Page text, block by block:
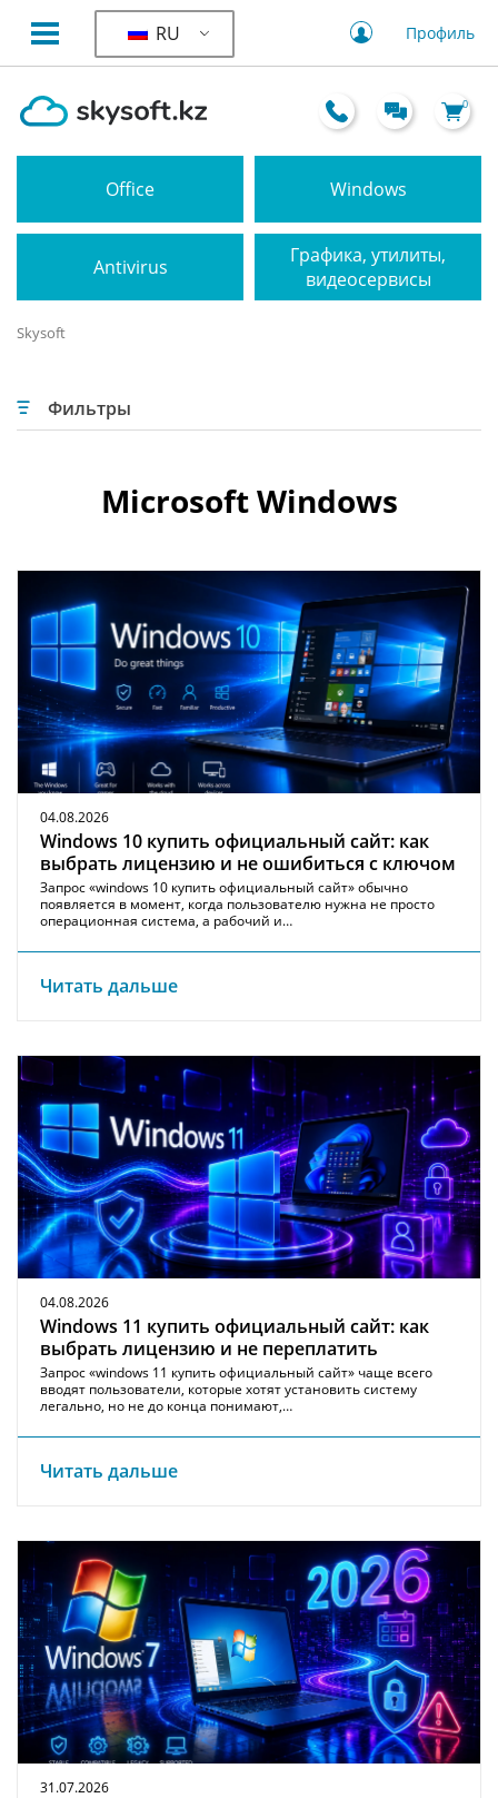
RU Профиль
0
Office Windows
Antivirus
Графика, утилиты,
видеосервисы
Skysoft
Фильтры
Microsoft Windows
04.08.2026
Windows 10 купить официальный сайт: как
выбрать лицензию и не ошибиться с ключом
Запрос «windows 10 купить официальный сайт» обычно
появляется в момент, когда пользователю нужна не просто
операционная система, а рабочий и…
Читать дальше
04.08.2026
Windows 11 купить официальный сайт: как
выбрать лицензию и не переплатить
Запрос «windows 11 купить официальный сайт» чаще всего
вводят пользователи, которые хотят установить систему
легально, но не до конца понимают,…
Читать дальше
31.07.2026